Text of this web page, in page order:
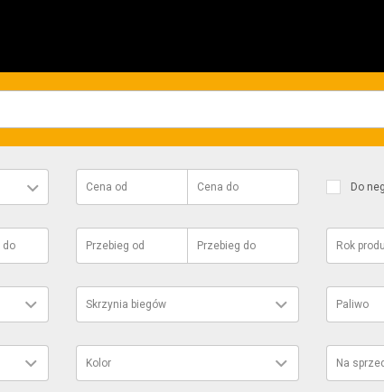
Cena od Cena do Do
do Przebieg od Przebieg do Rok
Skrzynia biegów Paliwo
Kolor Na